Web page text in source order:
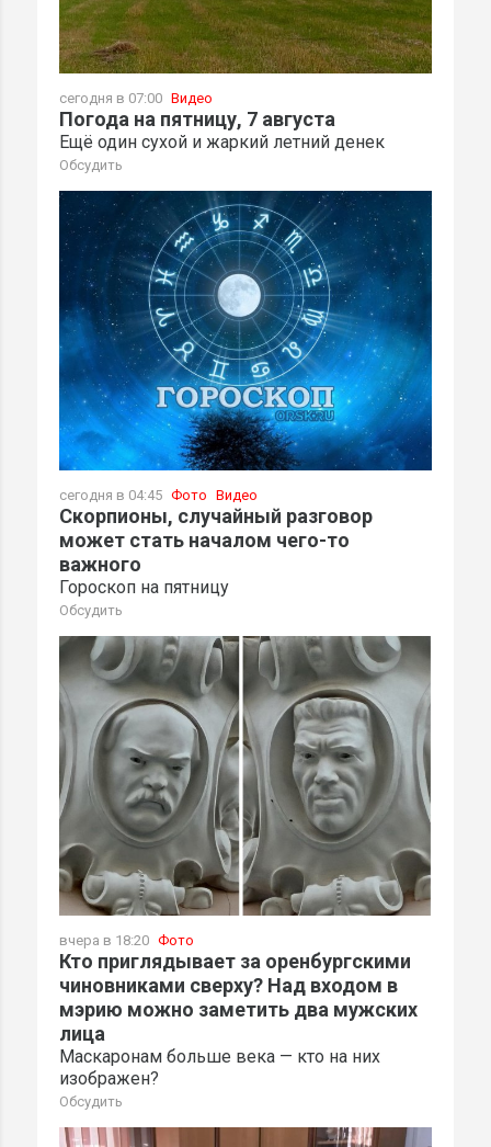
сегодня в 07:00 Видео
Погода на пятницу, 7 августа
Ещё один сухой и жаркий летний денек
Обсудить
сегодня в 04:45 Фото Видео
Скорпионы, случайный разговор
может стать началом чего-то
важного
Гороскоп на пятницу
Обсудить
вчера в 18:20 Фото
Кто приглядывает за оренбургскими
чиновниками сверху? Над входом в
мэрию можно заметить два мужских
лица
Маскаронам больше века — кто на них
изображен?
Обсудить